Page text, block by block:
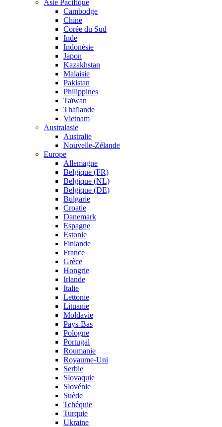
Asie Pacifique
Cambodge
Chine
Corée du Sud
Inde
Indonésie
Japon
Kazakhstan
Malaisie
Pakistan
Philippines
Taïwan
Thaïlande
Vietnam
Australasie
Australie
Nouvelle-Zélande
Europe
Allemagne
Belgique (FR)
Belgique (NL)
Belgique (DE)
Bulgarie
Croatie
Danemark
Espagne
Estonie
Finlande
France
Grèce
Hongrie
Irlande
Italie
Lettonie
Lituanie
Moldavie
Pays-Bas
Pologne
Portugal
Roumanie
Royaume-Uni
Serbie
Slovaquie
Slovénie
Suède
Tchéquie
Turquie
Ukraine